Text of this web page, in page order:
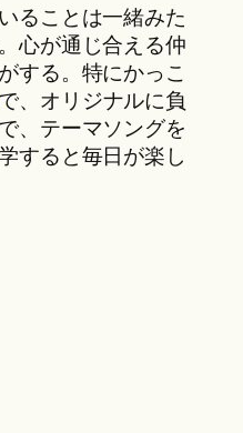
ることは一緒みた
心が通じ合える仲
する。特にかっこ
で、オリジナルに負
、テーマソングを
すると毎日が楽し